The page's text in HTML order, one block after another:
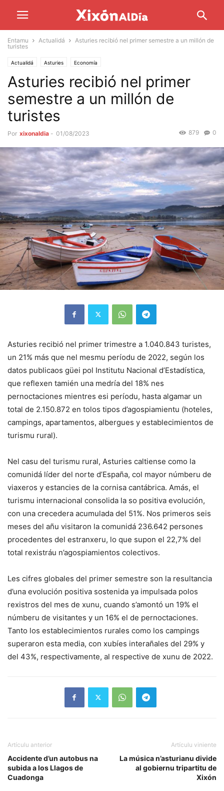
Entamu Actualidá
Asturies recibió nel primer semestre a un millón de
turistes
Actualidá Asturies Economía
Asturies recibió nel primer
semestre a un millón de
turistes
Por xixonaldia - 01/08/2023 0
879
Asturies recibió nel primer trimestre a 1.040.843 turistes,
un 21% más que nel mesmu períodu de 2022, según los
datos publicaos güei pol Institutu Nacional d’Estadística,
que reflexen tamién una medría del 18% nes
pernoctaciones mientres esi períodu, hasta algamar un
total de 2.150.872 en tolos tipos d’agospiamientu (hoteles,
campings, apartamentos, albergues y establecimientos de
turismu rural).
Nel casu del turismu rural, Asturies caltiense como la
comunidá líder del norte d’España, col mayor númberu de
viaxeros y estancies de la cornisa cantábrica. Amás, el
turismu internacional consolida la so positiva evolución,
con una crecedera acumulada del 51%. Nos primeros seis
meses del añu visitaron la comunidá 236.642 persones
procedentes del estranxeru, lo que supon el 22,7% del
total rexistráu n’agospiamientos colectivos.
Les cifres globales del primer semestre son la resultancia
d’una evolución positiva sostenida ya impulsada polos
rexistros del mes de xunu, cuando s’amontó un 19% el
númberu de visitantes y un 16% el de pernoctaciones.
Tanto los establecimientos rurales como los campings
superaron esta media, con xubíes interañales del 29% y
del 43%, respectivamente, al respective de xunu de 2022.
Artículu anterior
Accidente d’un autobus na
subida a los Llagos de
Cuadonga
Artículu viniente
La música n’asturianu divide
al gobiernu tripartitu de
Xixón